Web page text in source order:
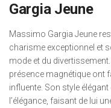
Gargia Jeune
Massimo Gargia Jeune
charisme exceptionnel et
mode et du
présence magnétique ont
influente. Son style
l’élégance, faisant de lui